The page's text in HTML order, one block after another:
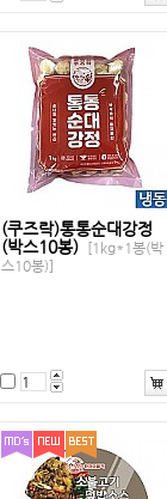
(쿠즈락)통통순대강정
(박스10봉)
[1kg*1봉(박
스10봉)]